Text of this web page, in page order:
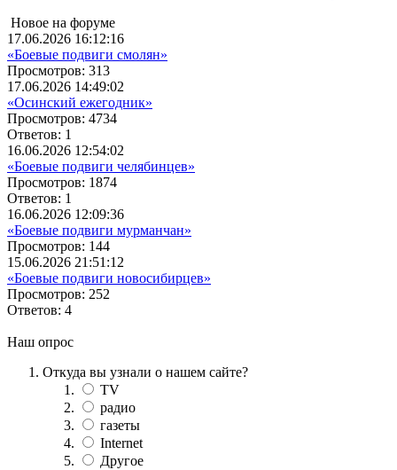
Новое на форуме
17.06.2026 16:12:16
«Боевые подвиги смолян»
Просмотров: 313
17.06.2026 14:49:02
«Осинский ежегодник»
Просмотров: 4734
Ответов: 1
16.06.2026 12:54:02
«Боевые подвиги челябинцев»
Просмотров: 1874
Ответов: 1
16.06.2026 12:09:36
«Боевые подвиги мурманчан»
Просмотров: 144
15.06.2026 21:51:12
«Боевые подвиги новосибирцев»
Просмотров: 252
Ответов: 4
Наш опрос
Откуда вы узнали о нашем сайте?
TV
радио
газеты
Internet
Другое